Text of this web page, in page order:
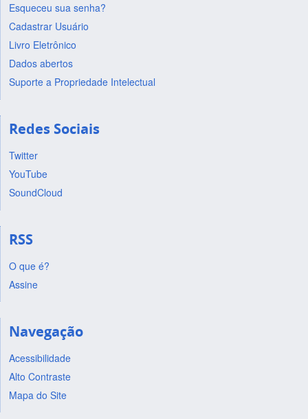
Esqueceu sua senha?
Cadastrar Usuário
Livro Eletrônico
Dados abertos
Suporte a Propriedade Intelectual
Redes Sociais
Twitter
YouTube
SoundCloud
RSS
O que é?
Assine
Navegação
Acessibilidade
Alto Contraste
Mapa do Site